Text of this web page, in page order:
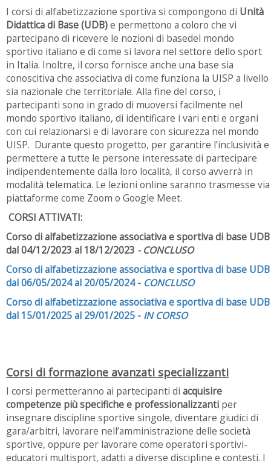
I corsi di alfabetizzazione sportiva si compongono di Unità
Didattica di Base (UDB)e permettono a coloro che vi
partecipano di ricevere le nozioni di basedel mondo
sportivo italiano e di come si lavora nel settore dello sport
in Italia. Inoltre, il corso fornisce anche una base sia
conoscitiva che associativa di come funziona la UISP a livello
sia nazionale che territoriale. Alla fine del corso, i
partecipanti sono in grado di muoversi facilmente nel
mondo sportivo italiano, di identificare i vari enti e organi
con cui relazionarsi e di lavorare con sicurezza nel mondo
UISP. Durante questo progetto, per garantire l’inclusività e
permettere a tutte le persone interessate di partecipare
indipendentemente dalla loro località, il corso avverrà in
modalità telematica. Le lezioni online saranno trasmesse via
piattaforme come Zoom o Google Meet.
CORSI ATTIVATI:
Corso di alfabetizzazione associativa e sportiva di base UDB
dal 04/12/2023 al 18/12/2023 - CONCLUSO
Corso di alfabetizzazione associativa e sportiva di base UDB
dal 06/05/2024 al 20/05/2024 - CONCLUSO
Corso di alfabetizzazione associativa e sportiva di base UDB
dal 15/01/2025 al 29/01/2025 - IN CORSO
Corsi di formazione avanzati specializzanti
I corsi permetteranno ai partecipanti di acquisire
competenze più specifiche e professionalizzanti per
insegnare discipline sportive singole, diventare giudici di
gara/arbitri, lavorare nell’amministrazione delle società
sportive, oppure per lavorare come operatori sportivi-
educatori multisport, adatti a diverse discipline e contesti. I